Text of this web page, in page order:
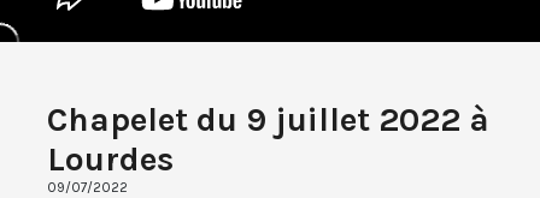
Chapelet du 9 juillet 2022 à
Lourdes
09/07/2022